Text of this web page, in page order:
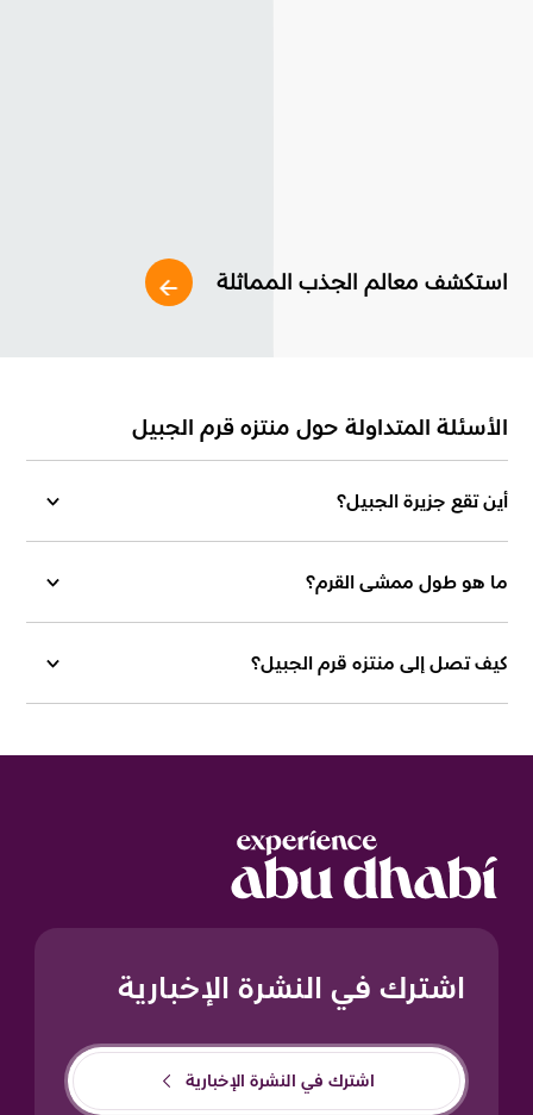
استكشف معالم الجذب المماثلة
الأسئلة المتداولة حول منتزه قرم الجبيل
أين تقع جزيرة الجبيل؟
ما هو طول ممشى القرم؟
كيف تصل إلى منتزه قرم الجبيل؟
اشترك في النشرة الإخبارية
اشترك في النشرة الإخبارية